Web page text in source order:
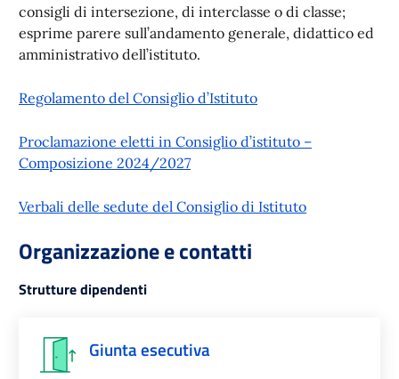
consigli di intersezione, di interclasse o di classe;
esprime parere sull’andamento generale, didattico ed
amministrativo dell’istituto.
Regolamento del Consiglio d’Istituto
Proclamazione eletti in Consiglio d’istituto –
Composizione 2024/2027
Verbali delle sedute del Consiglio di Istituto
Organizzazione e contatti
Strutture dipendenti
Giunta esecutiva